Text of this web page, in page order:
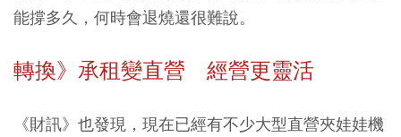
能撐多久，何時會退燒還很難說。
轉換》承租變直營 經營更靈活
《財訊》也發現，現在已經有不少大型直營夾娃娃機